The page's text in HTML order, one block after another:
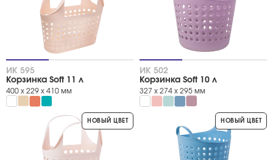
снежно-белый
салатный
коралл
кремовый
нежно-розовый
красная груша
васильковый
мята
опал
серая мистерия
сиреневый
фламинго
серия "SOFT"
ИК 595
Корзинка Soft 11 л
400 х 229 х 410 мм
ИК 502
Корзинка Soft 10 л
327 х 274 х 295 мм
НОВЫЙ ЦВЕТ НОВЫЙ ЦВЕТ